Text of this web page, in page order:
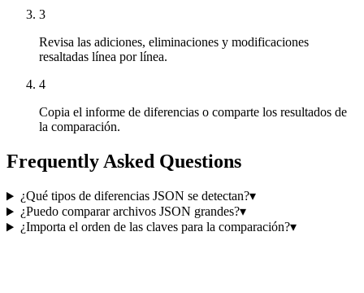
3
Revisa las adiciones, eliminaciones y modificaciones
resaltadas línea por línea.
4
Copia el informe de diferencias o comparte los resultados de
la comparación.
Frequently Asked Questions
¿Qué tipos de diferencias JSON se detectan?▾
¿Puedo comparar archivos JSON grandes?▾
¿Importa el orden de las claves para la comparación?▾